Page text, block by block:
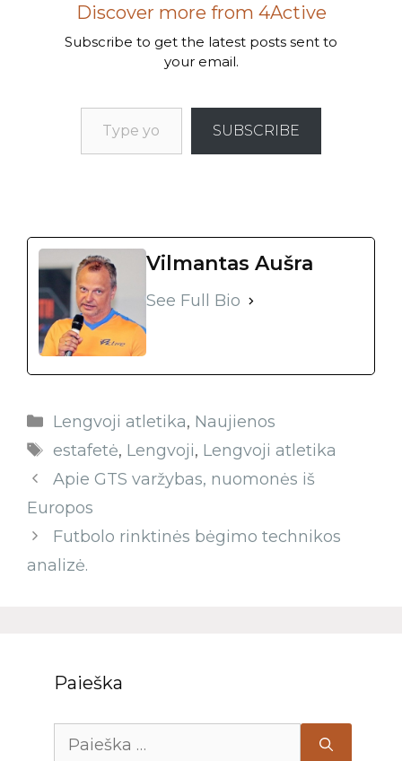
Discover more from 4Active
Subscribe to get the latest posts sent to
your email.
SUBSCRIBE
Vilmantas Aušra
See Full Bio
Lengvoji atletika, Naujienos
estafetė, Lengvoji, Lengvoji atletika
Apie GTS varžybas, nuomonės iš
Europos
Futbolo rinktinės bėgimo technikos
analizė.
Paieška